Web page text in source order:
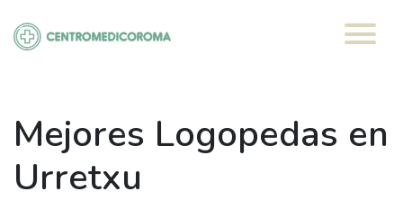
contenido
Mejores Logopedas en
Urretxu